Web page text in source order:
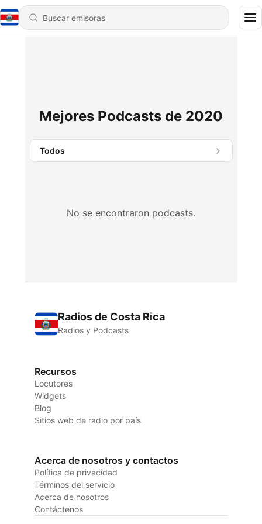
Mejores Podcasts de 2020
Todos
No se encontraron podcasts.
Radios de Costa Rica
Radios y Podcasts
Recursos
Locutores
Widgets
Blog
Sitios web de radio por país
Acerca de nosotros y contactos
Política de privacidad
Términos del servicio
Acerca de nosotros
Contáctenos